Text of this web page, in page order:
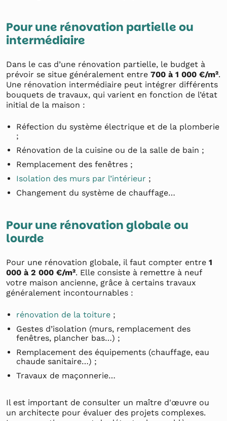
Pour une rénovation partielle ou
intermédiaire
Dans le cas d’une rénovation partielle, le budget à
prévoir se situe généralement entre 700 à 1 000 €/m².
Une rénovation intermédiaire peut intégrer différents
bouquets de travaux, qui varient en fonction de l’état
initial de la maison :
Réfection du système électrique et de la plomberie
;
Rénovation de la cuisine ou de la salle de bain ;
Remplacement des fenêtres ;
Isolation des murs par l’intérieur ;
Changement du système de chauffage…
Pour une rénovation globale ou
lourde
Pour une rénovation globale, il faut compter entre 1
000 à 2 000 €/m². Elle consiste à remettre à neuf
votre maison ancienne, grâce à certains travaux
généralement incontournables :
rénovation de la toiture ;
Gestes d’isolation (murs, remplacement des
fenêtres, plancher bas…) ;
Remplacement des équipements (chauffage, eau
chaude sanitaire…) ;
Travaux de maçonnerie…
Il est important de consulter un maître d'œuvre ou
un architecte pour évaluer des projets complexes.